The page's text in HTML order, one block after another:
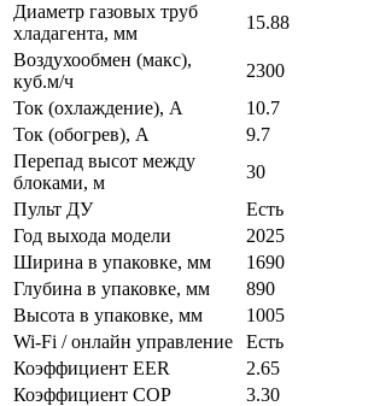
Диаметр газовых труб
хладагента, мм
15.88
Воздухообмен (макс),
куб.м/ч
2300
Ток (охлаждение), А
10.7
Ток (обогрев), А
9.7
Перепад высот между
блоками, м
30
Пульт ДУ
Есть
Год выхода модели
2025
Ширина в упаковке, мм
1690
Глубина в упаковке, мм
890
Высота в упаковке, мм
1005
Wi-Fi / онлайн управление
Есть
Коэффициент EER
2.65
Коэффициент COP
3.30